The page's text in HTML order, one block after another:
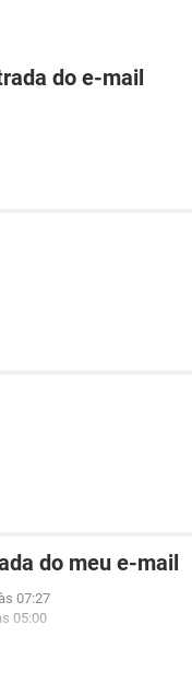
do e-mail
do meu e-mail
07:27
05:00